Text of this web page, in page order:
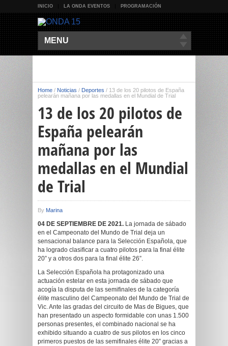
INICIO LA ONDA EVENTOS PROGRAMACIÓN
MENU
Home / Noticias / Deportes / 13 de los 20 pilotos de España
pelearán mañana por las medallas en el Mundial de Trial
13 de los 20 pilotos de
España pelearán
mañana por las
medallas en el Mundial
de Trial
By Marina
04 DE SEPTIEMBRE DE 2021. La jornada de sábado
en el Campeonato del Mundo de Trial deja un
sensacional balance para la Selección Española, que
ha logrado clasificar a cuatro pilotos para la final élite
20” y a otros dos para la final élite 26”.
La Selección Española ha protagonizado una
actuación estelar en esta jornada de sábado que
acogía la disputa de las semifinales de la categoría
élite masculino del Campeonato del Mundo de Trial de
Vic. Ante las gradas del circuito de Mas de Bigues, que
han presentado un aspecto formidable con unas 1.500
personas presentes, el combinado nacional se ha
exhibido situando a cuatro de sus pilotos en los cinco
primeros puestos de las semifinales élite 20” gracias a